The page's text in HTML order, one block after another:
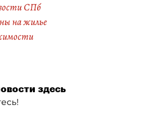
СПб
на жилье
здесь